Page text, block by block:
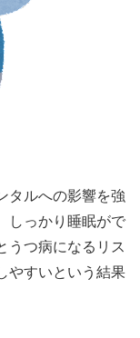
タルへの影響を強
しっかり睡眠がで
うつ病になるリス
やすいという結果